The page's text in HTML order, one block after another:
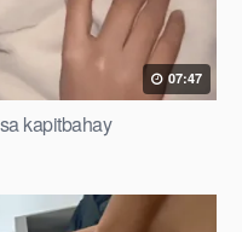
07:47
kapitbahay